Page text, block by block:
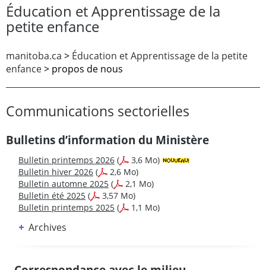
Éducation et Apprentissage de la
petite enfance
manitoba.ca > Éducation et Apprentissage de la petite
enfance> propos de nous
Communications sectorielles
Bulletins d’information du Ministère
Bulletin printemps 2026 (
3,6 Mo)
Bulletin hiver 2026 (
2,6 Mo)
Bulletin automne 2025 (
2,1 Mo)
Bulletin été 2025 (
3,57 Mo)
Bulletin printemps 2025 ( 1,1 Mo)
Archives